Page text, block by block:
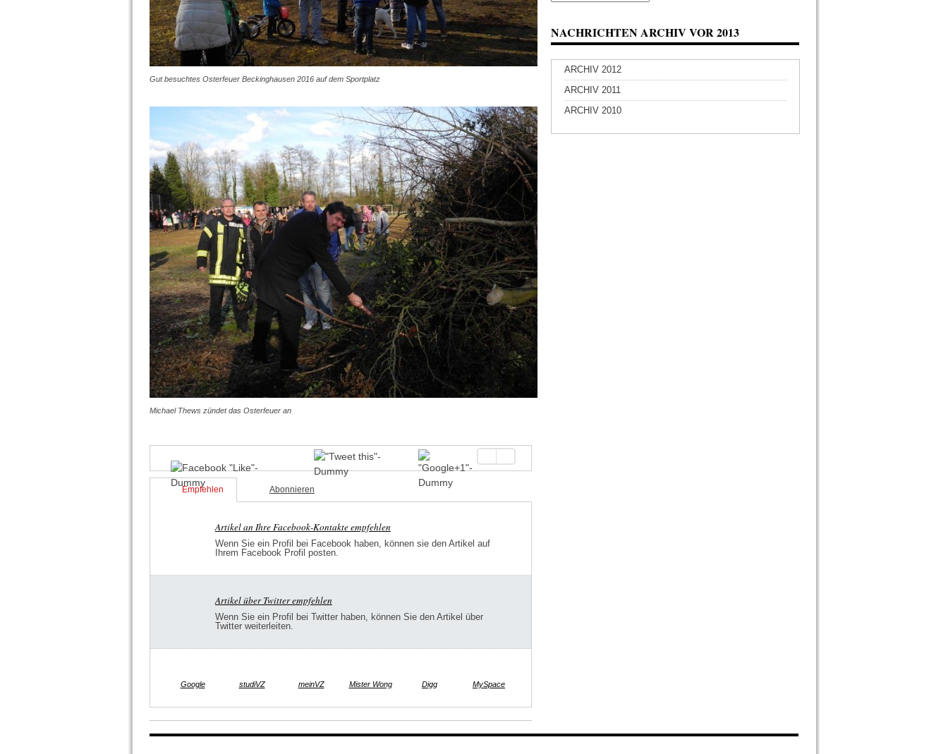
Gut besuchtes Osterfeuer Beckinghausen 2016 auf dem Sportplatz
Michael Thews zündet das Osterfeuer an
Empfehlen Abonnieren
Artikel an Ihre Facebook-Kontakte empfehlen
Wenn Sie ein Profil bei Facebook haben, können sie den Artikel auf
Ihrem Facebook Profil posten.
Artikel über Twitter empfehlen
Wenn Sie ein Profil bei Twitter haben, können Sie den Artikel über
Twitter weiterleiten.
Google studiVZ meinVZ Mister Wong Digg MySpace
NACHRICHTEN ARCHIV VOR 2013
ARCHIV 2012
ARCHIV 2011
ARCHIV 2010